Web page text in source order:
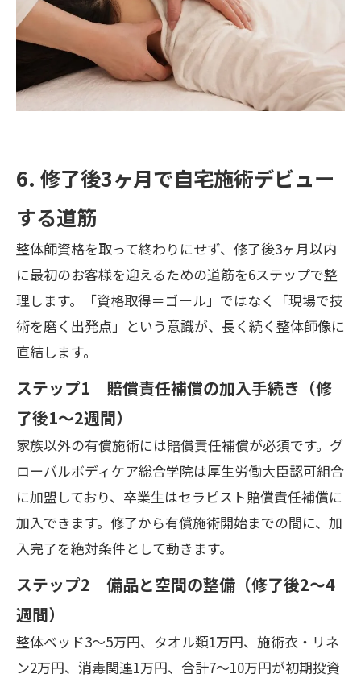
6. 修了後3ヶ月で自宅施術デビュー
する道筋
整体師資格を取って終わりにせず、修了後3ヶ月以内
に最初のお客様を迎えるための道筋を6ステップで整
理します。「資格取得＝ゴール」ではなく「現場で技
術を磨く出発点」という意識が、長く続く整体師像に
直結します。
ステップ1｜賠償責任補償の加入手続き（修
了後1〜2週間）
家族以外の有償施術には賠償責任補償が必須です。グ
ローバルボディケア総合学院は厚生労働大臣認可組合
に加盟しており、卒業生はセラピスト賠償責任補償に
加入できます。修了から有償施術開始までの間に、加
入完了を絶対条件として動きます。
ステップ2｜備品と空間の整備（修了後2〜4
週間）
整体ベッド3〜5万円、タオル類1万円、施術衣・リネ
ン2万円、消毒関連1万円、合計7〜10万円が初期投資